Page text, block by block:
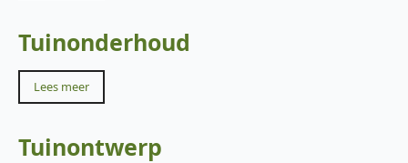
Tuinonderhoud
Lees meer
Tuinontwerp